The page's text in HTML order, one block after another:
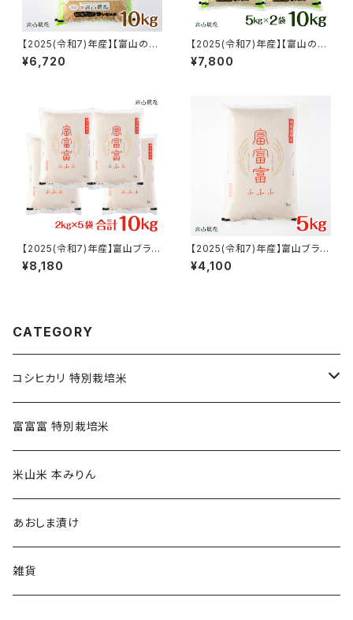
【2025(令和7)年産】【富山の
米】【玄米10kg】特別栽培米 自
然型乾燥コシヒカリ「米山米」
¥6,720
【2025(令和7)年産】【富山の
米】【白米10kg（5kg×2）】特別
栽培米 自然型乾燥コシヒカリ
¥7,800
【2025(令和7)年産】富山ブラン
ド米「富富富(ふふふ)」特別栽培
米【白米10kg（2kg×5）】
¥8,180
【2025(令和7)年産】富山ブラン
ド米「富富富(ふふふ)」特別栽培
米【白米5kg】
¥4,100
CATEGORY
コシヒカリ 特別栽培米
精米(白米) コシヒカリ特別栽培米
玄米 コシヒカリ特別栽培米
富富富 特別栽培米
米山米 本みりん
あおしま漬け
雑貨